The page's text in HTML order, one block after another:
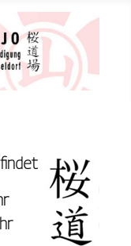
findet